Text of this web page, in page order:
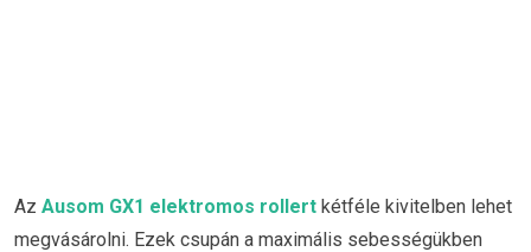
Az Ausom GX1 elektromos rollert kétféle kivitelben lehet
megvásárolni. Ezek csupán a maximális sebességükben